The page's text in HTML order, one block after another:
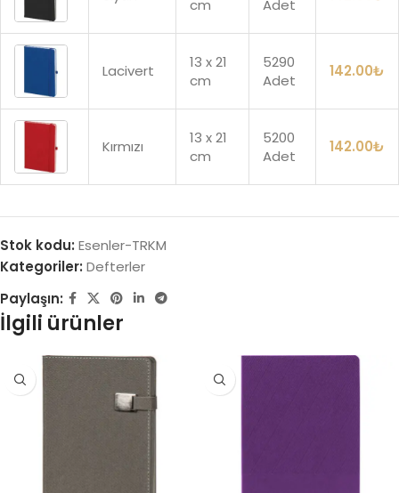
cm
Adet
Lacivert
13 x 21
cm
5290
Adet
142.00₺
Kırmızı
13 x 21
cm
5200
Adet
142.00₺
Stok kodu: Esenler-TRKM
Kategoriler: Defterler
Paylaşın:
İlgili ürünler